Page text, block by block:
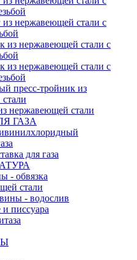
нержавеющей стали с
из нержавеющей стали с
из нержавеющей стали с
пресс-тройник из
нержавеющей стали
ГАЗА
для газа
обвязка
стали
- водослив
писсуара